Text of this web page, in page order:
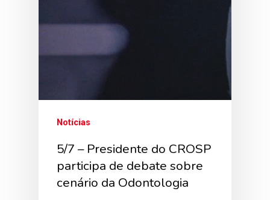
Notícias
5/7 – Presidente do CROSP
participa de debate sobre
cenário da Odontologia